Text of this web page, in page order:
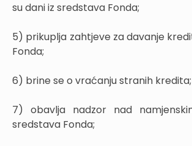
su dani iz sredstava Fonda;
5) prikuplja zahtjeve za davanje
Fonda;
6) brine se o vraćanju stranih kredita;
7) obavlja nadzor nad
sredstava Fonda;